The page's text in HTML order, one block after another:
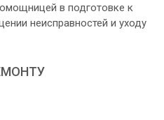
в подготовке к
неисправностей и уходу